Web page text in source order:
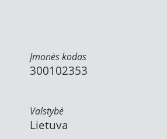
Įmonės kodas
300102353
Valstybė
Lietuva